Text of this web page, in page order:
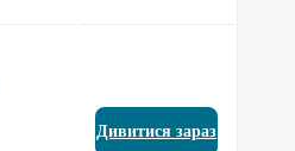
Дивитися зараз